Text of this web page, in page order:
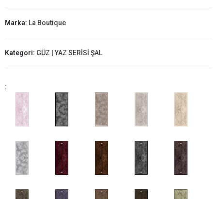
Marka: La Boutique
Kategori: GÜZ | YAZ SERİSİ ŞAL
: